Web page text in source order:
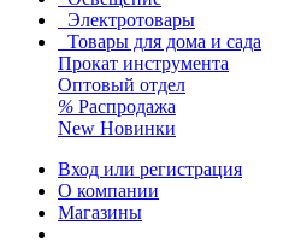
Электротовары
Товары для дома и сада
Прокат инструмента
Оптовый отдел
% Распродажа
New Новинки
Вход или регистрация
О компании
Магазины